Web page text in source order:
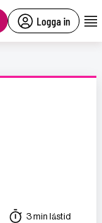
Logga in
3 min lästid